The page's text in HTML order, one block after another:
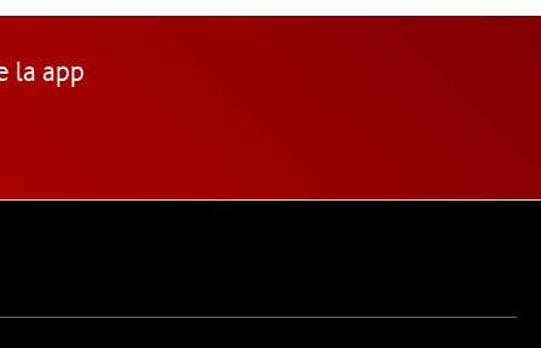
la app